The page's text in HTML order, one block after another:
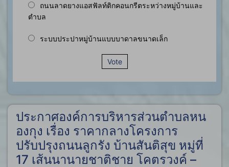
ถนนลาดยางแอสฟัลท์ติกคอนกรีตระหว่างหมู่บ้านและ
ตำบล
ระบบประปาหมู่บ้านแบบบาดาลขนาดเล็ก
Vote
ประกาศองค์การบริหารส่วนตำบลหน
องกุง เรื่อง ราคากลางโครงการ
ปรับปรุงถนนลูกรัง บ้านสันติสุข หมู่ที่
17 เส้นนานายชาติชาย โคตรวงค์ –